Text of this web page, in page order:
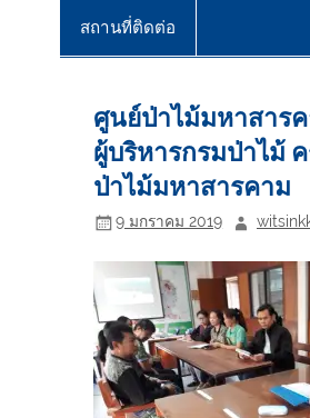
สถานที่ติดต่อ
ศูนย์ป่าไม้มหาสาร
ผู้บริหารกรมป่าไม้
ป่าไม้มหาสารคาม
9 มกราคม 2019